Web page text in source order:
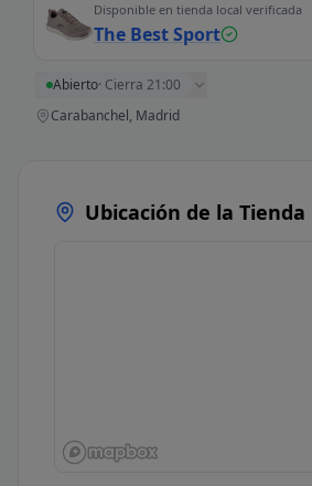
Disponible en tienda local verificada
The Best Sport
Abierto· Cierra 21:00
Carabanchel, Madrid
Ubicación de la Tienda